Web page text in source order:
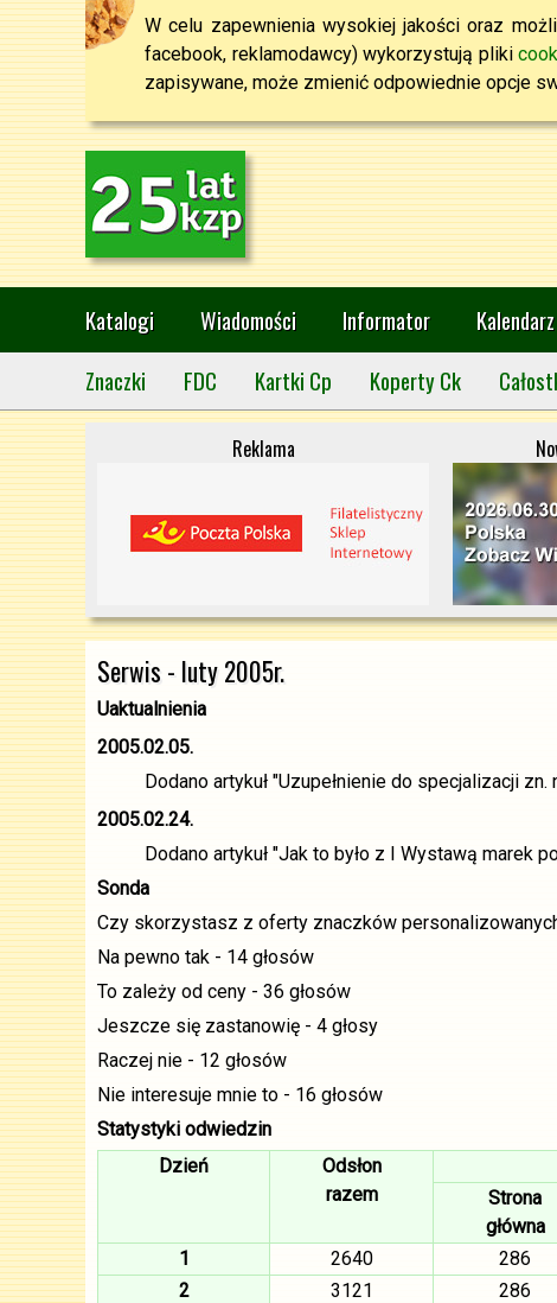
W celu zapewnienia wysokiej jakości oraz
facebook, reklamodawcy) wykorzystują pliki
zapisywane, może zmienić odpowiednie opcje
Katalogi Wiadomości Informator Kalendarz
Znaczki
FDC Kartki Cp Koperty Ck
Reklama
Serwis - luty 2005r.
Uaktualnienia
2005.02.05.
Dodano artykuł "Uzupełnienie do specjalizacji
2005.02.24.
Dodano artykuł "Jak to było z I Wystawą marek
Sonda
Czy skorzystasz z oferty znaczków
Na pewno tak - 14 głosów
To zależy od ceny - 36 głosów
Jeszcze się zastanowię - 4 głosy
Raczej nie - 12 głosów
Nie interesuje mnie to - 16 głosów
Statystyki odwiedzin
Dzień
Odsłon
razem
Strona
główna
1
2640 286
2
3121 286